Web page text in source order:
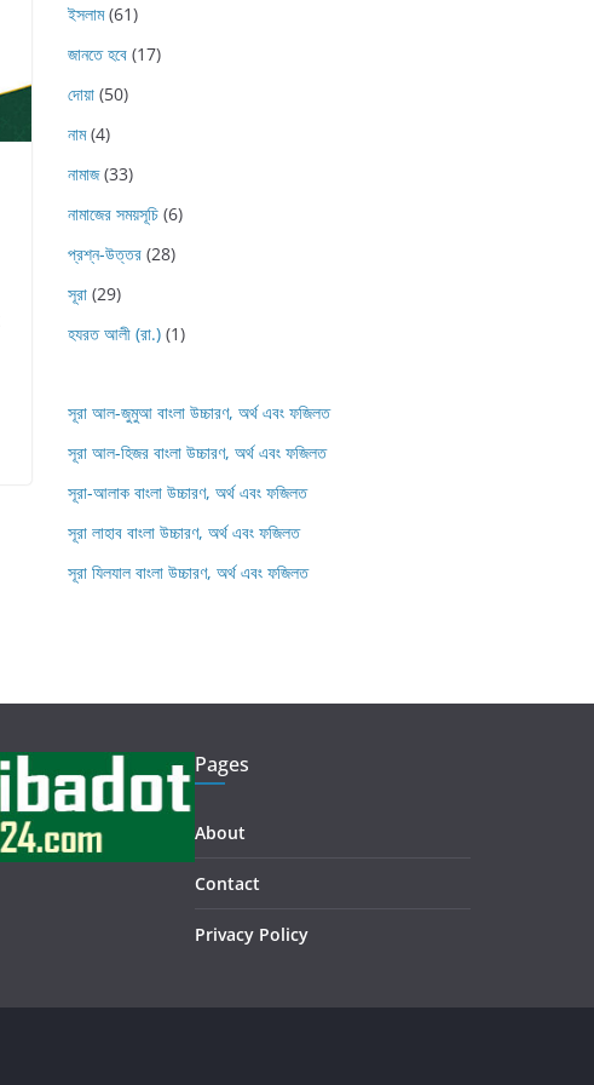
ইসলাম(61)
জানতে হবে (17)
দোয়া (50)
নাম(4)
নামাজ(33)
নামাজের সময়সূচি (6)
প্রশ্ন-উত্তর (28)
সূরা (29)
হযরত আলী (রা.) (1)
সূরা আল-জুমুআ বাংলা উচ্চারণ, অর্থ এবং ফজিলত
সূরা আল-হিজর বাংলা উচ্চারণ, অর্থ এবং ফজিলত
সূরা-আলাক বাংলা উচ্চারণ, অর্থ এবং ফজিলত
সূরা লাহাব‌‌‌ বাংলা উচ্চারণ, অর্থ এবং ফজিলত
সূরা যিলযাল বাংলা উচ্চারণ, অর্থ এবং ফজিলত
Pages
About
Contact
Privacy Policy